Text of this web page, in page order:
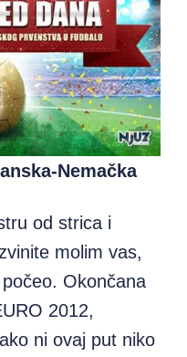
Nemačka
od strica i
molim vas,
Okončana
2012,
ni ovaj put niko